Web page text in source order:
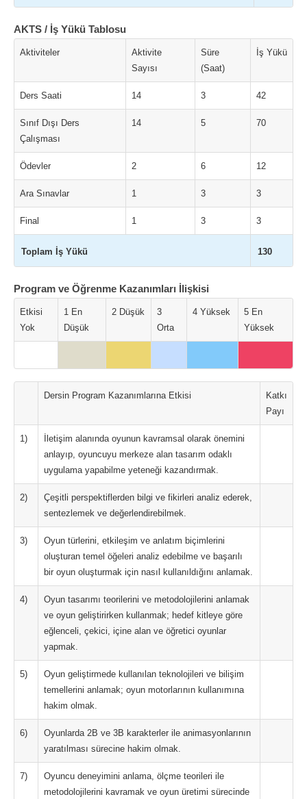
AKTS / İş Yükü Tablosu
Aktiviteler
Aktivite
Sayısı
Süre
(Saat)
İş Yükü
Ders Saati 14 3 42
Sınıf Dışı Ders
Çalışması
14 5 70
Ödevler 2 6 12
Ara Sınavlar 1 3 3
Final 1 3 3
Toplam İş Yükü 130
Program ve Öğrenme Kazanımları İlişkisi
Etkisi
Yok
1 En
Düşük
2 Düşük
3
Orta
4 Yüksek
5 En
Yüksek
Dersin Program Kazanımlarına Etkisi
Katkı
Payı
1)
İletişim alanında oyunun kavramsal olarak önemini
anlayıp, oyuncuyu merkeze alan tasarım odaklı
uygulama yapabilme yeteneği kazandırmak.
2)
Çeşitli perspektiflerden bilgi ve fikirleri analiz ederek,
sentezlemek ve değerlendirebilmek.
3)
Oyun türlerini, etkileşim ve anlatım biçimlerini
oluşturan temel öğeleri analiz edebilme ve başarılı
bir oyun oluşturmak için nasıl kullanıldığını anlamak.
4)
Oyun tasarımı teorilerini ve metodolojilerini anlamak
ve oyun geliştirirken kullanmak; hedef kitleye göre
eğlenceli, çekici, içine alan ve öğretici oyunlar
yapmak.
5)
Oyun geliştirmede kullanılan teknolojileri ve bilişim
temellerini anlamak; oyun motorlarının kullanımına
hakim olmak.
6)
Oyunlarda 2B ve 3B karakterler ile animasyonlarının
yaratılması sürecine hakim olmak.
7)
Oyuncu deneyimini anlama, ölçme teorileri ile
metodolojilerini kavramak ve oyun üretimi sürecinde